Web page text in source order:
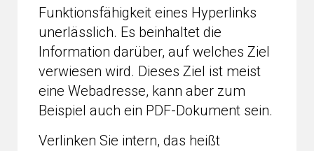
Funktionsfähigkeit eines Hyperlinks
unerlässlich. Es beinhaltet die
Information darüber, auf welches Ziel
verwiesen wird. Dieses Ziel ist meist
eine Webadresse, kann aber zum
Beispiel auch ein PDF-Dokument sein.
Verlinken Sie intern, das heißt